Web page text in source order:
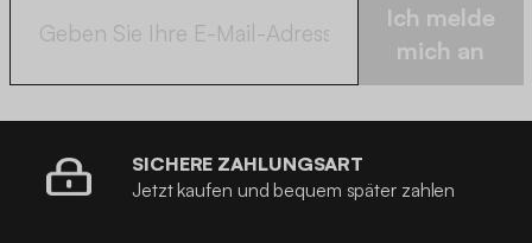
Ich melde
mich an
SICHERE ZAHLUNGSART
Jetzt kaufen und bequem später zahlen